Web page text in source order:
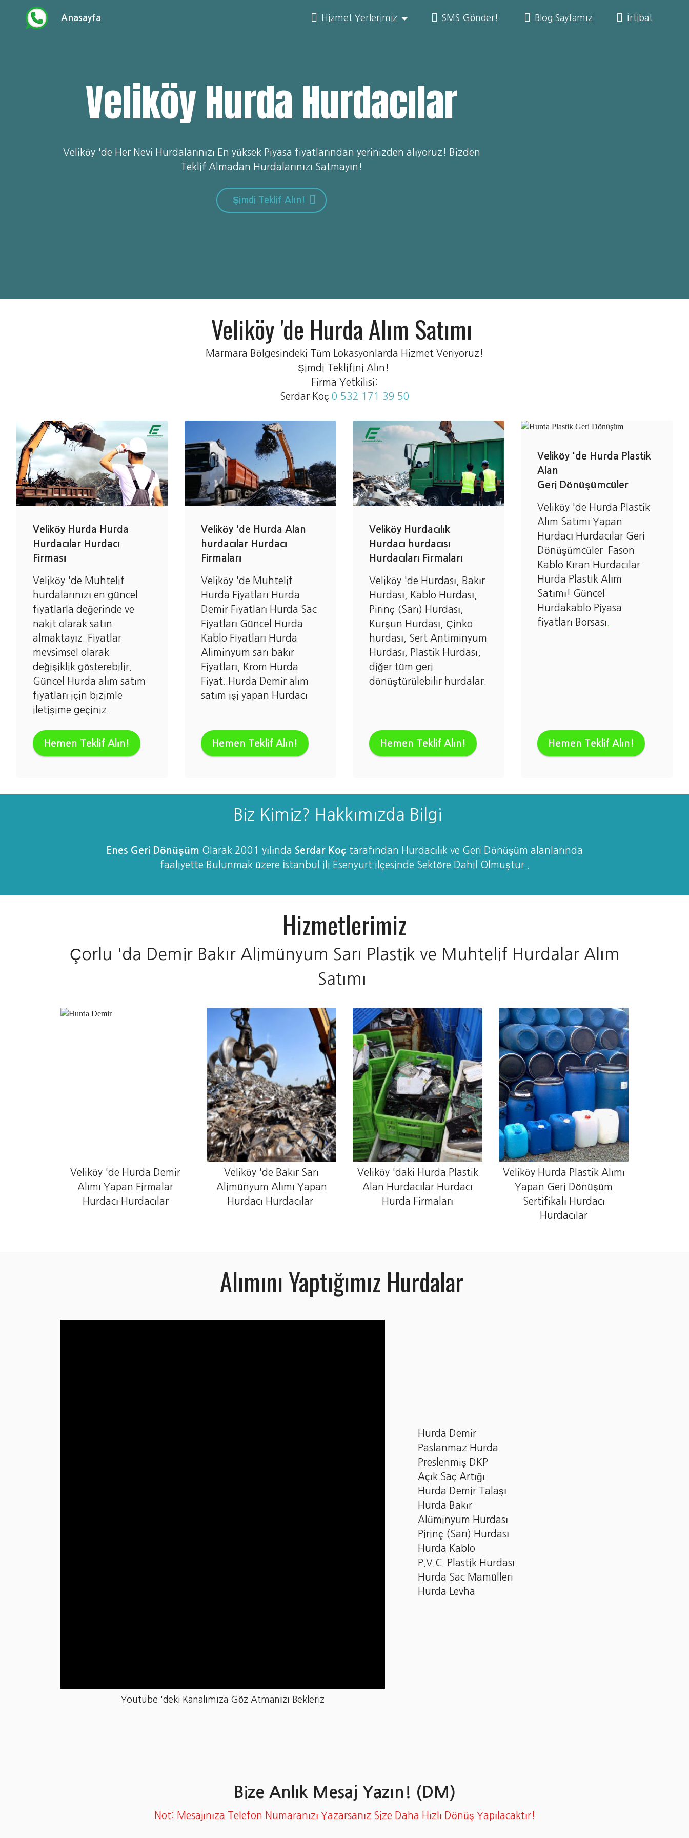
Anasayfa Hizmet Yerlerimiz SMS Gönder! Blog Sayfamız İrtibat
Veliköy Hurda Hurdacılar
Veliköy 'de Her Nevi Hurdalarınızı En yüksek Piyasa fiyatlarından yerinizden alıyoruz! Bizden
Teklif Almadan Hurdalarınızı Satmayın!
Şimdi Teklif Alın!
Veliköy 'de Hurda Alım Satımı
Marmara Bölgesindeki Tüm Lokasyonlarda Hizmet Veriyoruz!
Şimdi Teklifini Alın!
Firma Yetkilisi:
Serdar Koç 0 532 171 39 50
Veliköy Hurda Hurda
Hurdacılar Hurdacı
Firması
Veliköy 'de Muhtelif
hurdalarınızı en güncel
fiyatlarla değerinde ve
nakit olarak satın
almaktayız. Fiyatlar
mevsimsel olarak
değişiklik gösterebilir.
Güncel Hurda alım satım
fiyatları için bizimle
iletişime geçiniz.
Hemen Teklif Alın!
Veliköy 'de Hurda Alan
hurdacılar Hurdacı
Firmaları
Veliköy 'de Muhtelif
Hurda Fiyatları Hurda
Demir Fiyatları Hurda Sac
Fiyatları Güncel Hurda
Kablo Fiyatları Hurda
Aliminyum sarı bakır
Fiyatları, Krom Hurda
Fiyat..Hurda Demir alım
satım işi yapan Hurdacı
Hemen Teklif Alın!
Veliköy Hurdacılık
Hurdacı hurdacısı
Hurdacıları Firmaları
Veliköy 'de Hurdası, Bakır
Hurdası, Kablo Hurdası,
Pirinç (Sarı) Hurdası,
Kurşun Hurdası, Çinko
hurdası, Sert Antiminyum
Hurdası, Plastik Hurdası,
diğer tüm geri
dönüştürülebilir hurdalar.
Hemen Teklif Alın!
Veliköy 'de Hurda Plastik
Alan
Geri Dönüşümcüler
Veliköy 'de Hurda Plastik
Alım Satımı Yapan
Hurdacı Hurdacılar Geri
Dönüşümcüler Fason
Kablo Kıran Hurdacılar
Hurda Plastik Alım
Satımı! Güncel
Hurdakablo Piyasa
fiyatları Borsası
Hemen Teklif Alın!
Biz Kimiz? Hakkımızda Bilgi
Enes Geri Dönüşüm Olarak 2001 yılında Serdar Koç tarafından Hurdacılık ve Geri Dönüşüm alanlarında
faaliyette Bulunmak üzere İstanbul ili Esenyurt ilçesinde Sektöre Dahil Olmuştur .
Hizmetlerimiz
Çorlu 'da Demir Bakır Alimünyum Sarı Plastik ve Muhtelif Hurdalar Alım
Satımı
Veliköy 'de Hurda Demir
Alımı Yapan Firmalar
Hurdacı Hurdacılar
Veliköy 'de Bakır Sarı
Alimünyum Alımı Yapan
Hurdacı Hurdacılar
Veliköy 'daki Hurda Plastik
Alan Hurdacılar Hurdacı
Hurda Firmaları
Veliköy Hurda Plastik Alımı
Yapan Geri Dönüşüm
Sertifikalı Hurdacı
Hurdacılar
Alımını Yaptığımız Hurdalar
Youtube 'deki Kanalımıza Göz Atmanızı Bekleriz
Hurda Demir
Paslanmaz Hurda
Preslenmiş DKP
Açık Saç Artığı
Hurda Demir Talaşı
Hurda Bakır
Alüminyum Hurdası
Pirinç (Sarı) Hurdası
Hurda Kablo
P.V.C. Plastik Hurdası
Hurda Sac Mamülleri
Hurda Levha
Bize Anlık Mesaj Yazın! (DM)
Not: Mesajınıza Telefon Numaranızı Yazarsanız Size Daha Hızlı Dönüş Yapılacaktır!